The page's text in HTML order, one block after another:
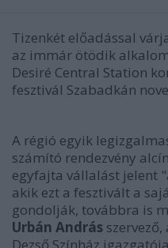
Tizenkét előadással
az immár ötödik
Desiré Central Station
fesztivál Szabadkán
A régió egyik
számító rendezvény
egyfajta vállalást jelent
akik ezt a fesztivált a
gondolják, továbbra is
Urbán András